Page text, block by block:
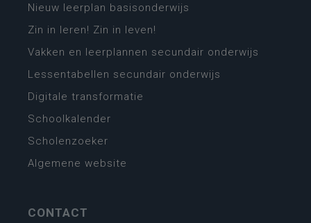
Nieuw leerplan basisonderwijs
Zin in leren! Zin in leven!
Vakken en leerplannen secundair onderwijs
Lessentabellen secundair onderwijs
Digitale transformatie
Schoolkalender
Scholenzoeker
Algemene website
CONTACT